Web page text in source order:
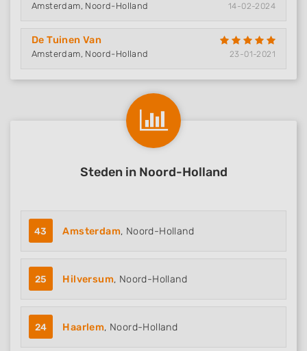
Amsterdam, Noord-Holland 14-02-2024
De Tuinen Van
Amsterdam, Noord-Holland 23-01-2021
Steden in Noord-Holland
43 Amsterdam, Noord-Holland
25 Hilversum, Noord-Holland
24 Haarlem, Noord-Holland